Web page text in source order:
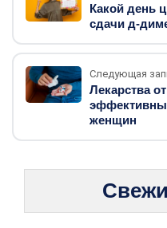
Какой день
сдачи д-
Следующая
Лекарства
женщин